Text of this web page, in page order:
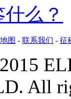
么？
图 - 联系我们 - 征
All